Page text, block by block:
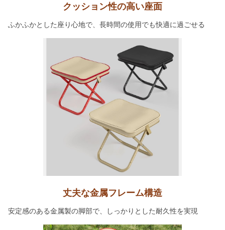
クッション性の高い座面
ふかふかとした座り心地で、長時間の使用でも快適に過ごせる
丈夫な金属フレーム構造
安定感のある金属製の脚部で、しっかりとした耐久性を実現